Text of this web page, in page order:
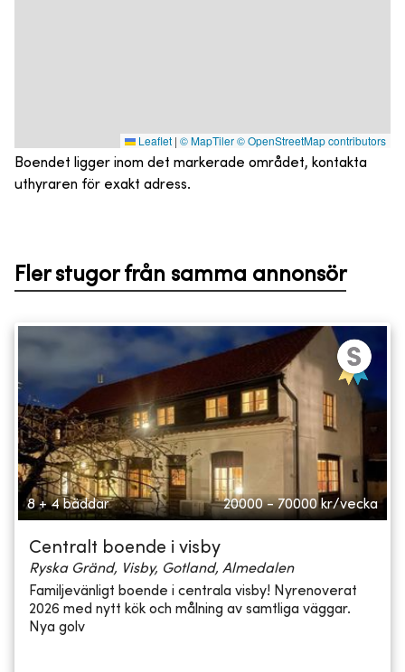
Leaflet | © MapTiler© OpenStreetMap contributors
Boendet ligger inom det markerade området, kontakta
uthyraren för exakt adress.
Fler stugor från samma annonsör
8 + 4 bäddar 20000 - 70000 kr/vecka
Centralt boende i visby
Ryska Gränd, Visby, Gotland, Almedalen
Familjevänligt boende i centrala visby! Nyrenoverat
2026 med nytt kök och målning av samtliga väggar.
Nya golv